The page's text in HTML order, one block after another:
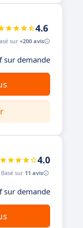
4.6
sur+200 avis
sur demande
4.0
Basé sur 11 avis
sur demande